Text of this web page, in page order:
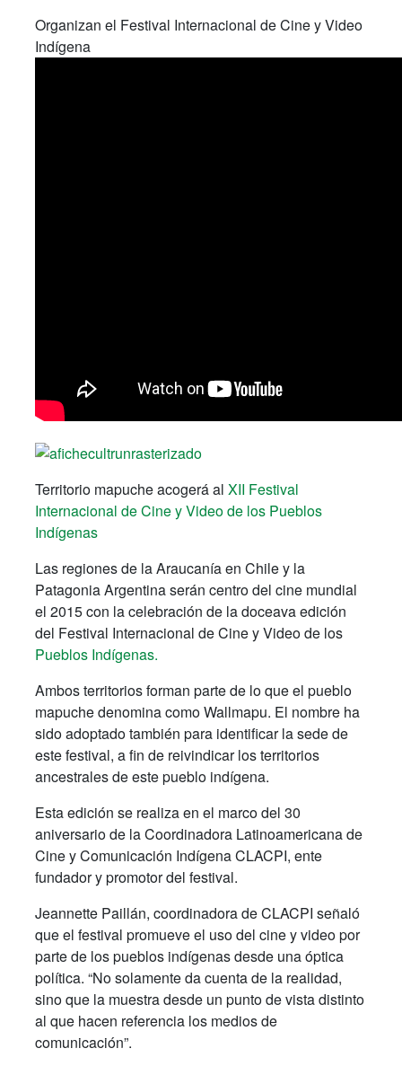
Organizan el Festival Internacional de Cine y Video
Indígena
Territorio mapuche acogerá al XII Festival
Internacional de Cine y Video de los Pueblos
Indígenas
Las regiones de la Araucanía en Chile y la
Patagonia Argentina serán centro del cine mundial
el 2015 con la celebración de la doceava edición
del Festival Internacional de Cine y Video de los
Pueblos Indígenas.
Ambos territorios forman parte de lo que el pueblo
mapuche denomina como Wallmapu. El nombre ha
sido adoptado también para identificar la sede de
este festival, a fin de reivindicar los territorios
ancestrales de este pueblo indígena.
Esta edición se realiza en el marco del 30
aniversario de la Coordinadora Latinoamericana de
Cine y Comunicación Indígena CLACPI, ente
fundador y promotor del festival.
Jeannette Paillán, coordinadora de CLACPI señaló
que el festival promueve el uso del cine y video por
parte de los pueblos indígenas desde una óptica
política. “No solamente da cuenta de la realidad,
sino que la muestra desde un punto de vista distinto
al que hacen referencia los medios de
comunicación”.